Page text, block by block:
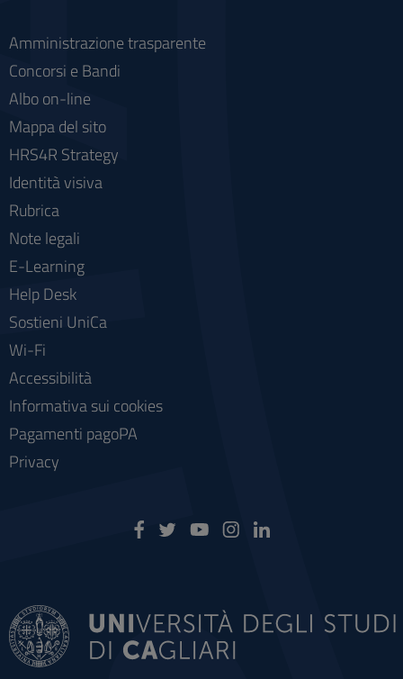
Amministrazione trasparente
Concorsi e Bandi
Albo on-line
Mappa del sito
HRS4R Strategy
Identità visiva
Rubrica
Note legali
E-Learning
Help Desk
Sostieni UniCa
Wi-Fi
Accessibilità
Informativa sui cookies
Pagamenti pagoPA
Privacy